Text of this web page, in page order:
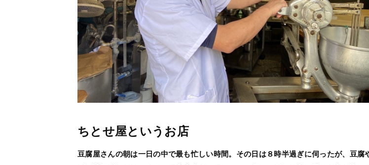
ちとせ屋というお店
豆腐屋さんの朝は一日の中で最も忙しい時間。その日は８時半過ぎに伺ったが、豆腐